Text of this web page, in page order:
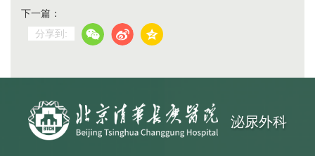
下一篇：
分享到:
泌尿外科